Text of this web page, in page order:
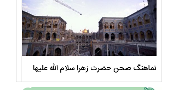
نماهنگ صحن حضرت زهرا سلام الله علیها